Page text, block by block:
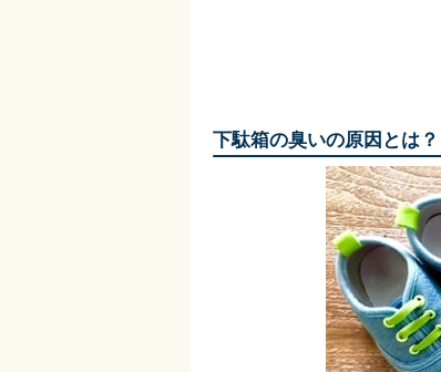
下駄箱の臭いの原因とは？